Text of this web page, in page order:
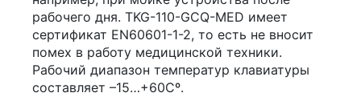
рабочего дня. TKG-110-GCQ-MED имеет
сертификат EN60601-1-2, то есть не вносит
помех в работу медицинской техники.
Рабочий диапазон температур клавиатуры
составляет –15…+60Сº.